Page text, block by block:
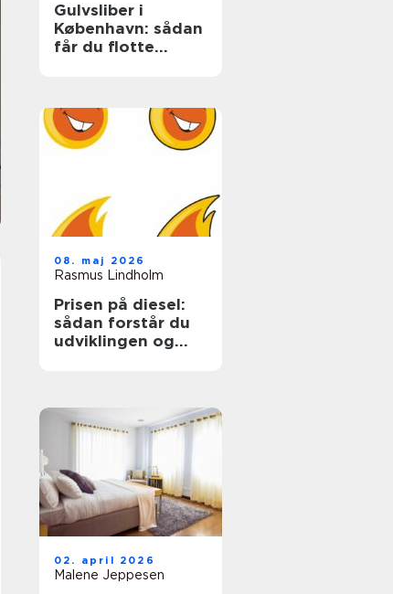
Gulvsliber i
København: sådan
får du flotte
08. maj 2026
Rasmus Lindholm
Prisen på diesel:
sådan forstår du
udviklingen og
02. april 2026
Malene Jeppesen